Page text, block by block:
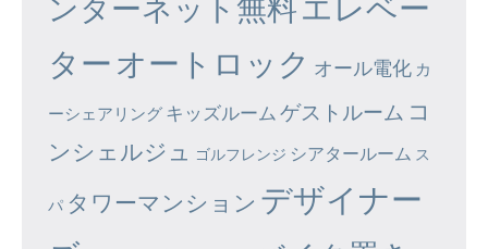
ンターネット無料
ター オートロック オール電化 カ
ーシェアリング キッズルーム ゲストルーム コ
ンシェルジュ
ゴルフレンジ シアタールーム ス
パ タワーマンション デザイナー